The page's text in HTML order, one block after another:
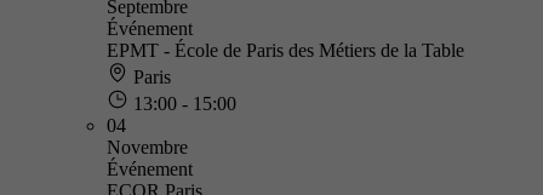
Septembre
Événement
EPMT - École de Paris des Métiers de la Table
Paris
13:00 - 15:00
04
Novembre
Événement
ECOR Paris